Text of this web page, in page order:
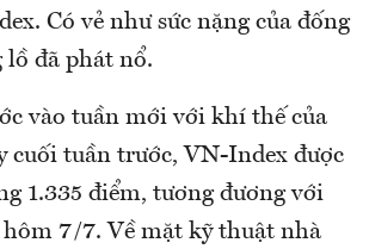
Có vẻ như sức nặng của đống
đã phát nổ.
vào tuần mới với khí thế của
cuối tuần trước, VN-Index được
1.335 điểm, tương đương với
7/7. Về mặt kỹ thuật nhà